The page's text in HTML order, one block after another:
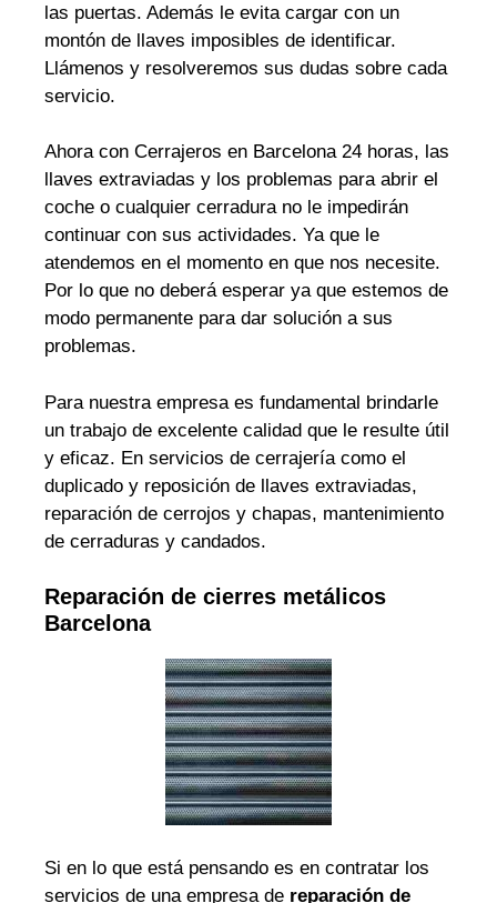
las puertas. Además le evita cargar con un
montón de llaves imposibles de identificar.
Llámenos y resolveremos sus dudas sobre cada
servicio.
Ahora con Cerrajeros en Barcelona 24 horas, las
llaves extraviadas y los problemas para abrir el
coche o cualquier cerradura no le impedirán
continuar con sus actividades. Ya que le
atendemos en el momento en que nos necesite.
Por lo que no deberá esperar ya que estemos de
modo permanente para dar solución a sus
problemas.
Para nuestra empresa es fundamental brindarle
un trabajo de excelente calidad que le resulte útil
y eficaz. En servicios de cerrajería como el
duplicado y reposición de llaves extraviadas,
reparación de cerrojos y chapas, mantenimiento
de cerraduras y candados.
Reparación de cierres metálicos
Barcelona
Si en lo que está pensando es en contratar los
servicios de una empresa de reparación de